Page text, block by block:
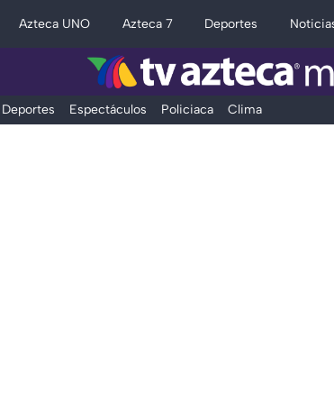
Azteca UNO Azteca 7 Deportes
Deportes Espectáculos Policiaca Clima